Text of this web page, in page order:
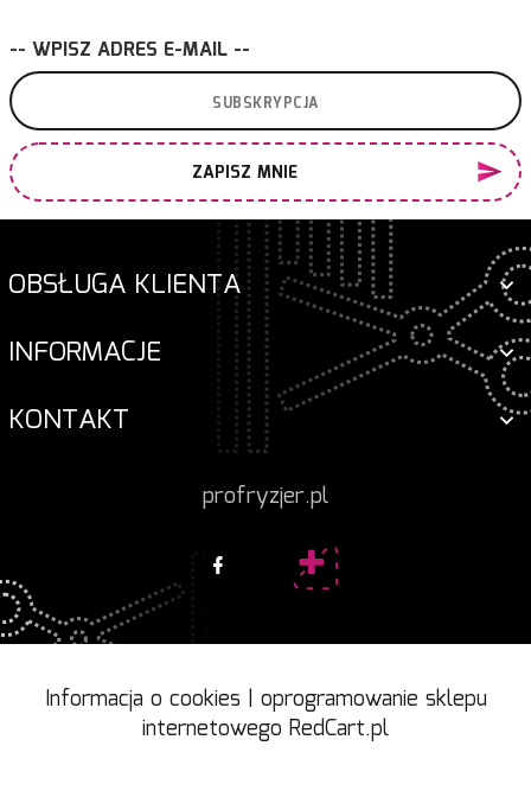
-- WPISZ ADRES E-MAIL --
ZAPISZ MNIE
OBSŁUGA KLIENTA
INFORMACJE
KONTAKT
profryzjer.pl
Informacja o cookies | oprogramowanie sklepu
internetowego RedCart.pl